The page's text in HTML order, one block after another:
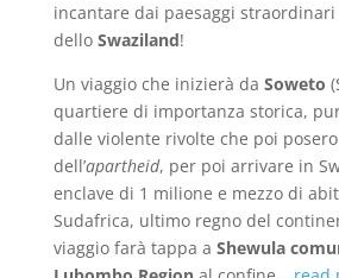
incantare dai paesaggi straordinari
delloSwaziland!
Un viaggio che inizierà da Soweto
quartiere di importanza storica,
dalle violente rivolte che poi
dell’apartheid, per poi arrivare in
enclave di 1 milione e mezzo di
Sudafrica, ultimo regno del
viaggio farà tappa a Shewula